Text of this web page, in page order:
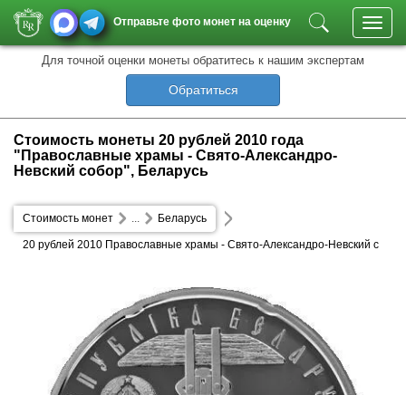
Отправьте фото монет на оценку
Для точной оценки монеты обратитесь к нашим экспертам
Обратиться
Стоимость монеты 20 рублей 2010 года
"Православные храмы - Свято-Александро-
Невский собор", Беларусь
Стоимость монет Беларусь
...
20 рублей 2010 Православные храмы - Свято-Александро-Невский с